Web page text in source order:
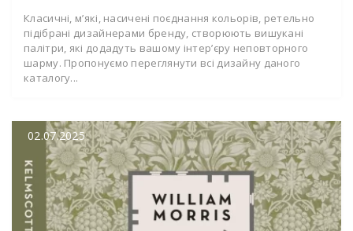
Класичні, м’які, насичені поєднання кольорів, ретельно
підібрані дизайнерами бренду, створюють вишукані
палітри, які додадуть вашому інтер’єру неповторного
шарму. Пропонуємо переглянути всі дизайну даного
каталогу...
02.07.2025